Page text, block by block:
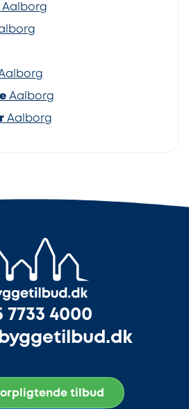
Aalborg
Aalborg
Aalborg
7733 4000
tilbud